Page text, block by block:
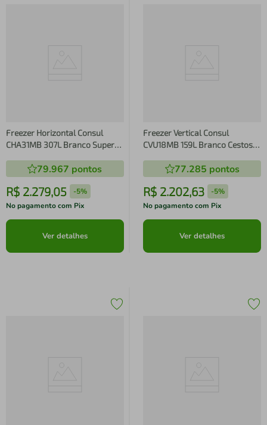
Freezer Horizontal Consul
CHA31MB 307L Branco Super
79.967 pontos
R$ 2.279,05 -5%
No pagamento com Pix
Ver detalhes
Freezer Vertical Consul
CVU18MB 159L Branco Cestos
77.285 pontos
R$ 2.202,63 -5%
No pagamento com Pix
Ver detalhes